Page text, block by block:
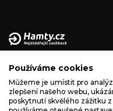
sídlem Na vápence 2885/
zapsaná v obchodním
Praze, spisová značka C
Používáme cookies
Můžeme je umístit pro
zlepšení našeho webu,
poskytnutí skvělého zážitku